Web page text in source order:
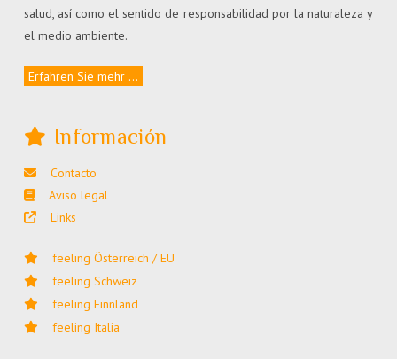
salud, así como el sentido de responsabilidad por la naturaleza y
el medio ambiente.
Erfahren Sie mehr ...
Información
Contacto
Aviso legal
Links
feeling Österreich / EU
feeling Schweiz
feeling Finnland
feeling Italia